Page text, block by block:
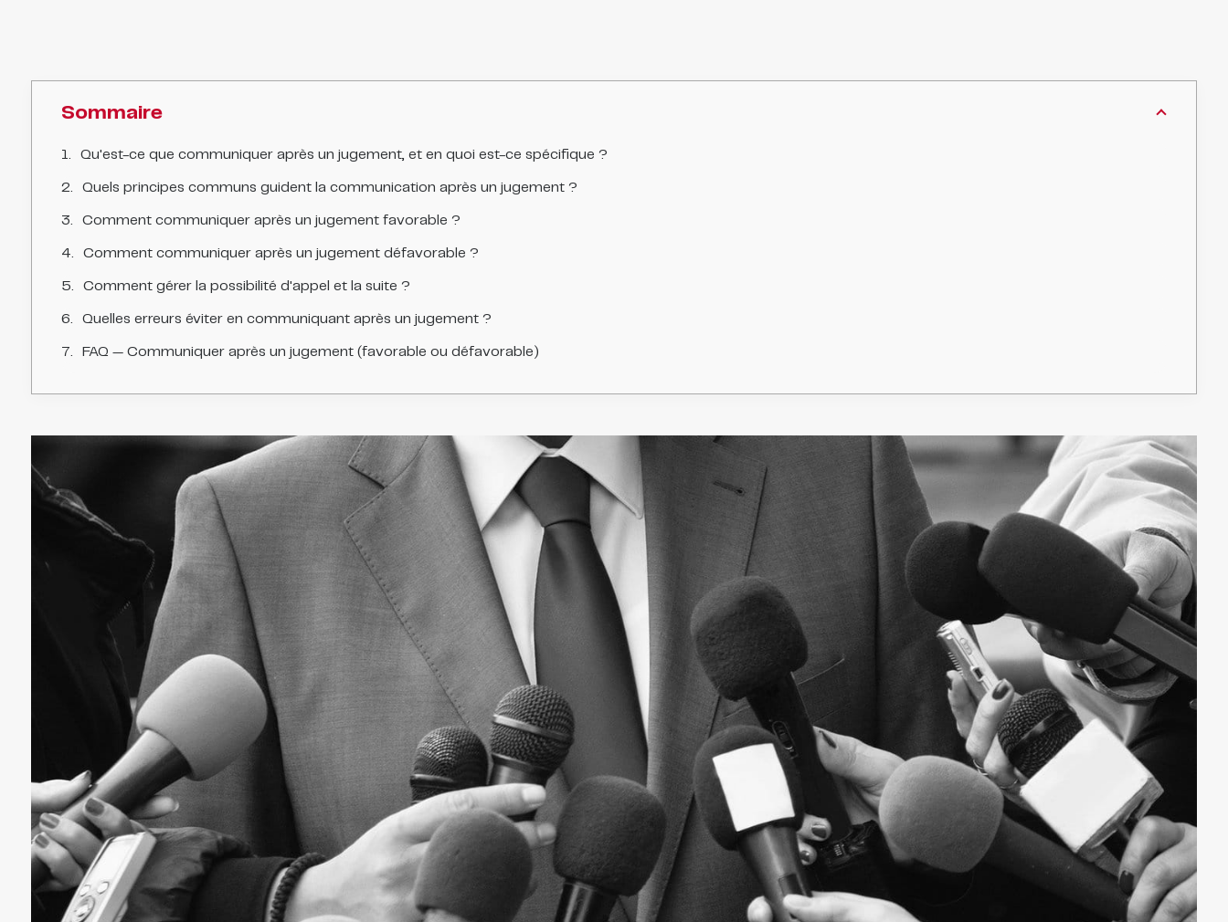
Sommaire
Qu'est-ce que communiquer après un jugement, et en quoi est-ce spécifique ?
Quels principes communs guident la communication après un jugement ?
Comment communiquer après un jugement favorable ?
Comment communiquer après un jugement défavorable ?
Comment gérer la possibilité d'appel et la suite ?
Quelles erreurs éviter en communiquant après un jugement ?
FAQ — Communiquer après un jugement (favorable ou défavorable)